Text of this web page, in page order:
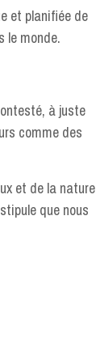
et planifiée de
le monde.
à juste
comme des
et de la nature
que nous